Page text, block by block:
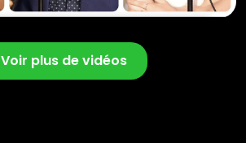
Voir plus de vidéos